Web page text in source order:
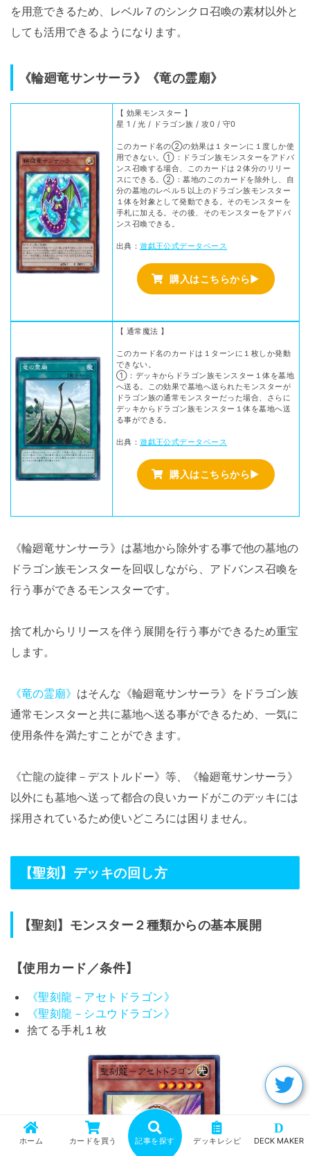
を用意できるため、レベル７のシンクロ召喚の素材以外と
しても活用できるようになります。
《輪廻竜サンサーラ》《竜の霊廟》
【 効果モンスター 】
星 1 / 光 / ドラゴン族 / 攻0 / 守0
このカード名の②の効果は１ターンに１度しか使
用できない。①：ドラゴン族モンスターをアドバ
ンス召喚する場合、このカードは２体分のリリー
スにできる。②：墓地のこのカードを除外し、自
分の墓地のレベル５以上のドラゴン族モンスター
１体を対象として発動できる。そのモンスターを
手札に加える。その後、そのモンスターをアドバ
ンス召喚できる。
出典：遊戯王公式データベース
購入はこちらから▶
【 通常魔法 】
このカード名のカードは１ターンに１枚しか発動
できない。
①：デッキからドラゴン族モンスター１体を墓地
へ送る。この効果で墓地へ送られたモンスターが
ドラゴン族の通常モンスターだった場合、さらに
デッキからドラゴン族モンスター１体を墓地へ送
る事ができる。
出典：遊戯王公式データベース
購入はこちらから▶
《輪廻竜サンサーラ》は墓地から除外する事で他の墓地の
ドラゴン族モンスターを回収しながら、アドバンス召喚を
行う事ができるモンスターです。
捨て札からリリースを伴う展開を行う事ができるため重宝
します。
《竜の霊廟》 はそんな《輪廻竜サンサーラ》をドラゴン族
通常モンスターと共に墓地へ送る事ができるため、一気に
使用条件を満たすことができます。
《亡龍の旋律－デストルドー》等、《輪廻竜サンサーラ》
以外にも墓地へ送って都合の良いカードがこのデッキには
採用されているため使いどころには困りません。
【聖刻】デッキの回し方
【聖刻】モンスター２種類からの基本展開
【使用カード／条件】
《聖刻龍－アセトドラゴン》
《聖刻龍－シユウドラゴン》
捨てる手札１枚
ホーム カードを買う 記事を探す デッキレシピ
D
DECK MAKER